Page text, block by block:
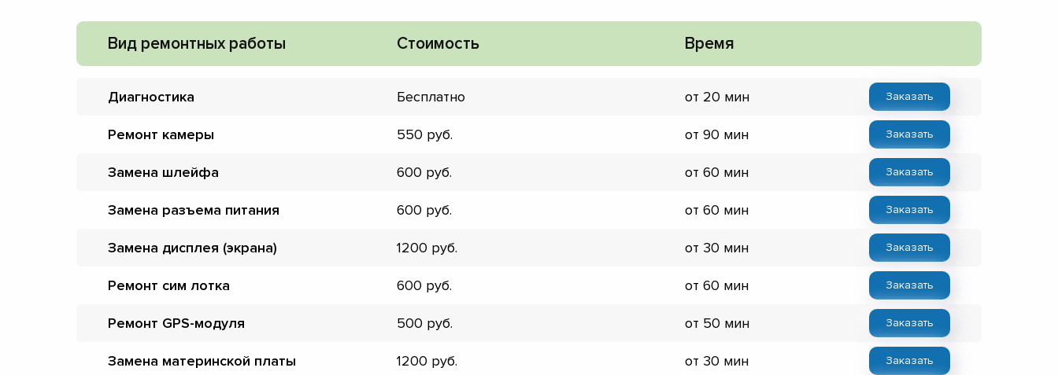
Вид ремонтных работы Стоимость Время
Диагностика Бесплатно от 20 мин Заказать
Ремонт камеры 550 от 90 мин Заказать
Замена шлейфа 600 от 60 мин Заказать
Замена разъема питания 600 от 60 мин Заказать
Замена дисплея (экрана) 1200 от 30 мин Заказать
Ремонт сим лотка 600 от 60 мин Заказать
Ремонт GPS-модуля 500 от 50 мин Заказать
Замена материнской платы 1200 от 30 мин Заказать